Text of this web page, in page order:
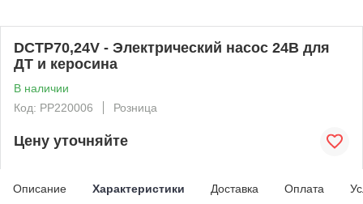
DCTP70,24V - Электрический насос 24В для
ДТ и керосина
В наличии
Код: PP220006
Розница
Цену уточняйте
Описание Характеристики Доставка Оплата